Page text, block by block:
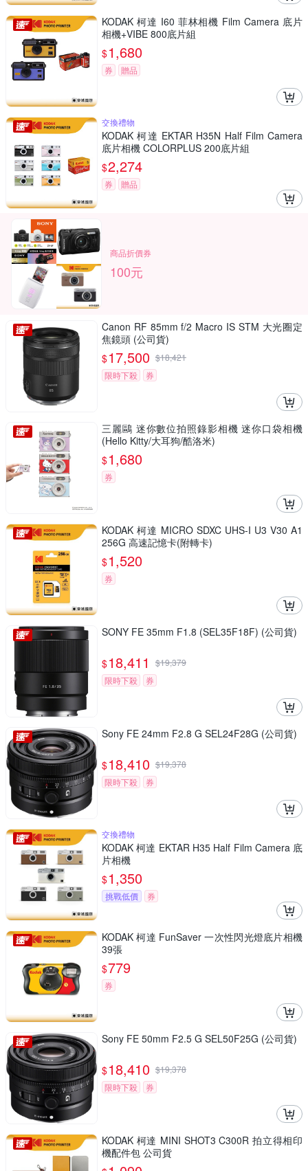
KODAK 柯達 I60 菲林相機 Film Camera 底片
相機+VIBE 800底片組
$1,680
券 贈品
交換禮物
KODAK 柯達 EKTAR H35N Half Film Camera
底片相機 COLORPLUS 200底片組
$2,274
券 贈品
商品折價券
100元
Canon RF 85mm f/2 Macro IS STM 大光圈定
焦鏡頭 (公司貨)
$17,500 $18,421
限時下殺
券
三麗鷗 迷你數位拍照錄影相機 迷你口袋相機
(Hello Kitty/大耳狗/酷洛米)
$1,680
券
KODAK 柯達 MICRO SDXC UHS-I U3 V30 A1
256G 高速記憶卡(附轉卡)
$1,520
券
SONY FE 35mm F1.8 (SEL35F18F) (公司貨)
$18,411 $19,379
限時下殺
券
Sony FE 24mm F2.8 G SEL24F28G (公司貨)
$18,410 $19,378
限時下殺
券
交換禮物
KODAK 柯達 EKTAR H35 Half Film Camera 底
片相機
$1,350
挑戰低價 券
KODAK 柯達 FunSaver 一次性閃光燈底片相機
39張
$779
券
Sony FE 50mm F2.5 G SEL50F25G (公司貨)
$18,410 $19,378
限時下殺
券
KODAK 柯達 MINI SHOT3 C300R 拍立得相印
機配件包 公司貨